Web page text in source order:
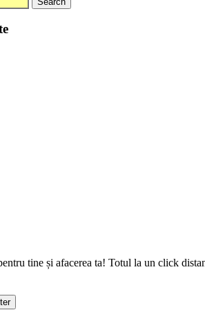
tine și afacerea ta! Totul la un click